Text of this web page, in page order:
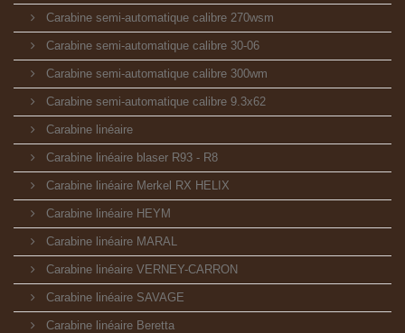
Carabine semi-automatique calibre 270wsm
Carabine semi-automatique calibre 30-06
Carabine semi-automatique calibre 300wm
Carabine semi-automatique calibre 9.3x62
Carabine linéaire
Carabine linéaire blaser R93 - R8
Carabine linéaire Merkel RX HELIX
Carabine linéaire HEYM
Carabine linéaire MARAL
Carabine linéaire VERNEY-CARRON
Carabine linéaire SAVAGE
Carabine linéaire Beretta